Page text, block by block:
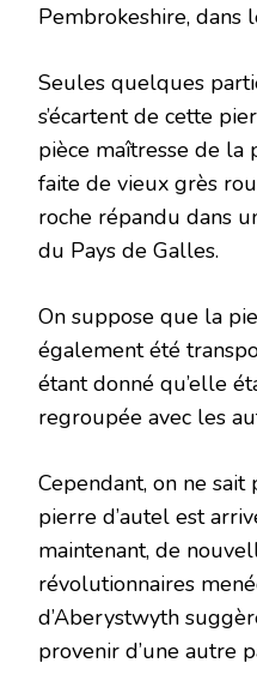
Pembrokeshire, dans
Seules quelques
s’écartent de cette
pièce maîtresse de la
faite de vieux grès
roche répandu dans
du Pays de Galles.
On suppose que la
également été
étant donné qu’elle
regroupée avec les
Cependant, on ne
pierre d’autel est
maintenant, de
révolutionnaires
d’Aberystwyth
provenir d’une autre